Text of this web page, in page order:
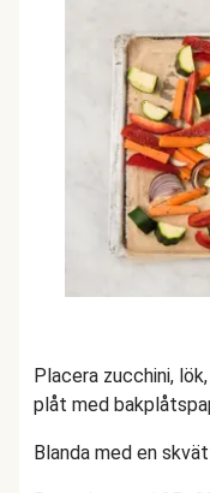
Placera zucchini,
plåt med
Blanda med en